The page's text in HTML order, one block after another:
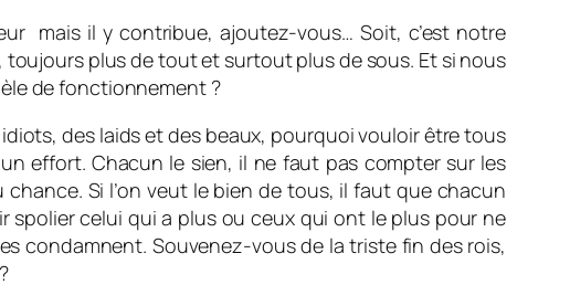
mais il y contribue, ajoutez-vous… Soit, c’est notre
plus de tout et surtout plus de sous. Et si nous
de fonctionnement ?
des laids et des beaux, pourquoi vouloir être tous
effort. Chacun le sien, il ne faut pas compter sur les
Si l’on veut le bien de tous, il faut que chacun
celui qui a plus ou ceux qui ont le plus pour ne
condamnent. Souvenez-vous de la triste fin des rois,